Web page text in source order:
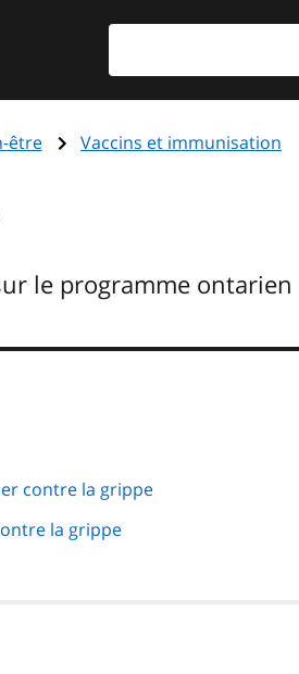
être Vaccins et immunisation
le programme
contre la grippe
la grippe